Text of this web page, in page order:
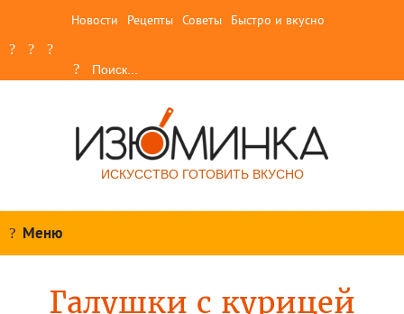
Новости Рецепты Советы Быстро и вкусно
ИСКУССТВО ГОТОВИТЬ ВКУСНО
Меню
Галушки с курицей